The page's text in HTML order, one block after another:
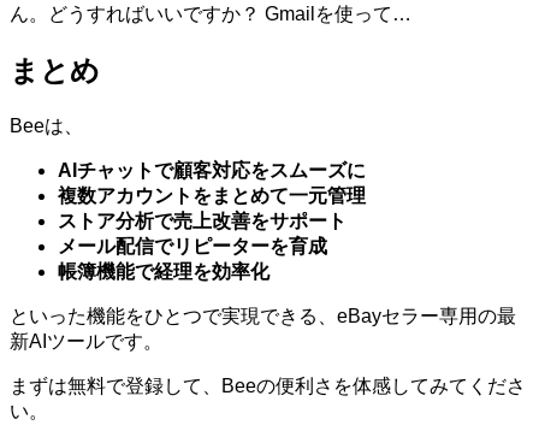
ん。どうすればいいですか？ Gmailを使って…
まとめ
Beeは、
AIチャットで顧客対応をスムーズに
複数アカウントをまとめて一元管理
ストア分析で売上改善をサポート
メール配信でリピーターを育成
帳簿機能で経理を効率化
といった機能をひとつで実現できる、eBayセラー専用の最
新AIツールです。
まずは無料で登録して、Beeの便利さを体感してみてくださ
い。